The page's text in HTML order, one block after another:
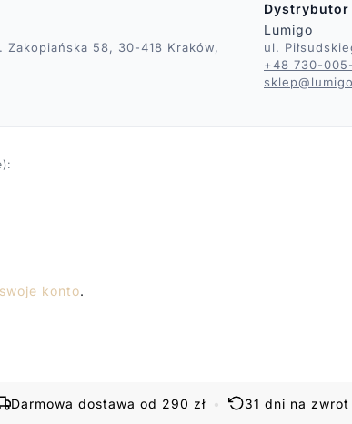
Zakopiańska 58, 30-418 Kraków,
Dystrybutor
Lumigo
ul.
+48 730-
konto.
Darmowa dostawa od 290 zł • 31 dni na zwrot